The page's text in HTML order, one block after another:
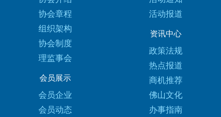
协会章程
组织架构
协会制度
理监事会
活动报道
资讯中心
政策法规
热点报道
商机推荐
佛山文化
办事指南
会员展示
会员企业
会员动态